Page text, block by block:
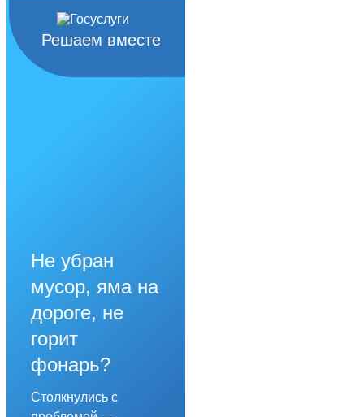
Решаем вместе
Не убран
мусор, яма на
дороге, не
горит
фонарь?
Столкнулись с